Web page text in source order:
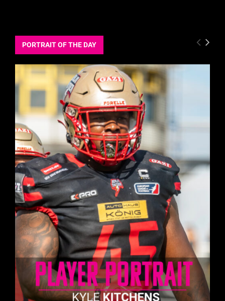
PORTRAIT OF THE DAY